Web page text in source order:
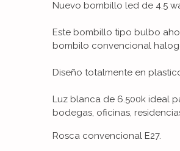
Nuevo bombillo led de 4.5
Este bombillo tipo bulbo
bombilo convencional
Diseño totalmente en
Luz blanca de 6.500k ideal
bodegas, oficinas,
Rosca convencional E27.